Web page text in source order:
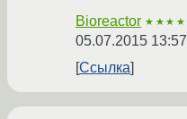
Bioreactor
05.07.2015
Ссылка